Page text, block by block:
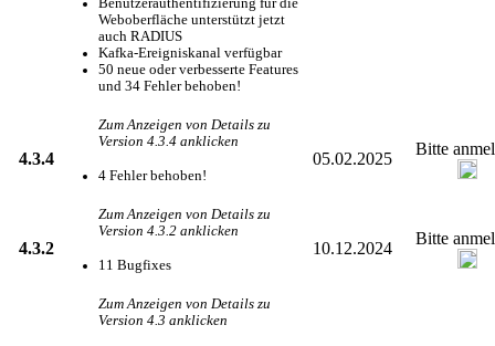
Benutzerauthentifizierung für die
Weboberfläche unterstützt jetzt
auch RADIUS
Kafka-Ereigniskanal verfügbar
50 neue oder verbesserte Features
und 34 Fehler behoben!
4.3.4
Zum Anzeigen von Details zu
Version 4.3.4 anklicken
4 Fehler behoben!
05.02.2025
Bitte
4.3.2
Zum Anzeigen von Details zu
Version 4.3.2 anklicken
11 Bugfixes
10.12.2024
Bitte
Zum Anzeigen von Details zu
Version 4.3 anklicken